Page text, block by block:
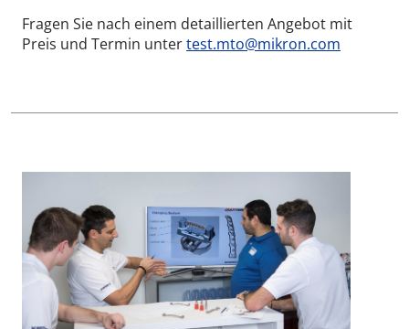
Fragen Sie nach einem detaillierten Angebot mit
Preis und Termin untertest.mto@mikron.com